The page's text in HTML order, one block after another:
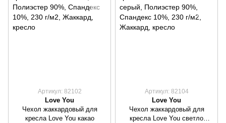
Артикул: 82102
Love You
Чехол жаккардовый для
кресла Love You какао
Артикул: 82104
Love You
Чехол жаккардовый для
кресла Love You светло